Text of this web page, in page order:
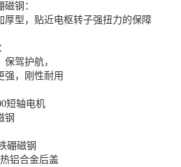
钢：
厚型，贴近电枢转子强扭力的保障
驾护航，
强，刚性耐用
短轴电机
钢
硼磁钢
铝合金后盖